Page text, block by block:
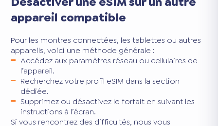
appareil compatible
Pour les montres connectées, les tablettes ou autres
appareils, voici une méthode générale :
Accédez aux paramètres réseau ou cellulaires de
l’appareil.
Recherchez votre profil eSIM dans la section
dédiée.
Supprimez ou désactivez le forfait en suivant les
instructions à l’écran.
Si vous rencontrez des difficultés, nous vous